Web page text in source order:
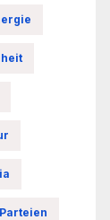
Parteien